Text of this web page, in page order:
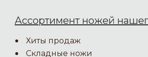
Ассортимент ножей
Хиты продаж
Складные ножи